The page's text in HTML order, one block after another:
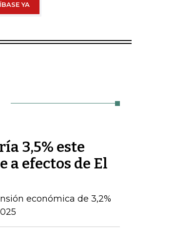
YA
3,5% este
a efectos de El
económica de 3,2%